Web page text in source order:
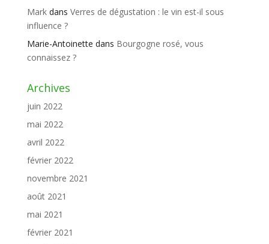
Markdans Verres de dégustation : le vin est-il sous
influence ?
Marie-Antoinette dans Bourgogne rosé, vous
connaissez ?
Archives
juin 2022
mai 2022
avril 2022
février 2022
novembre 2021
août 2021
mai 2021
février 2021